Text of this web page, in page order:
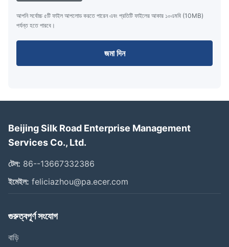
আপনি সর্বোচ্চ ৫টি ফাইল আপলোড করতে পারেন এবং প্রতিটি ফাইলের আকার ১০এমবি (10MB)
পর্যন্ত হতে পারবে।
জমা দিন
Beijing Silk Road Enterprise Management
Services Co., Ltd.
টেল: 86--13667332386
ইমেইল: feliciazhou@pa.ecer.com
গুরুত্বপূর্ণ সংযোগ
বাড়ি